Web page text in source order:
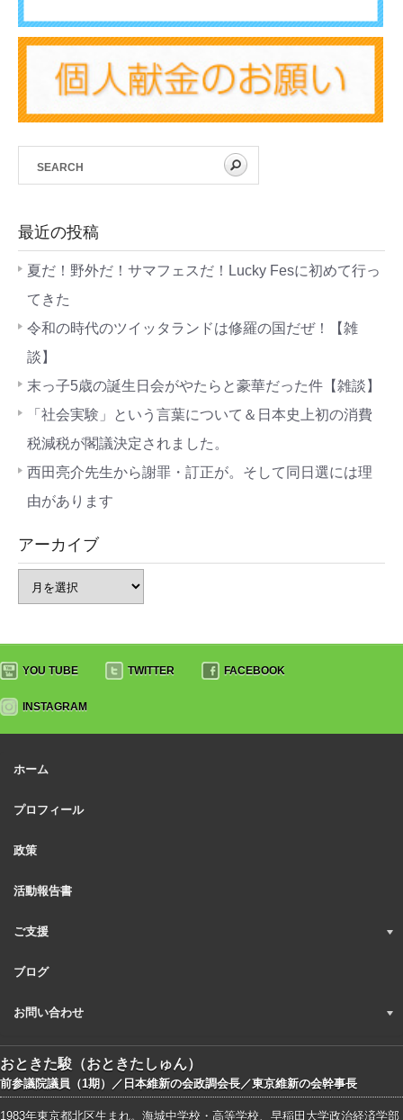
最近の投稿
夏だ！野外だ！サマフェスだ！Lucky Fesに初めて行っ
てきた
令和の時代のツイッタランドは修羅の国だぜ！【雑
談】
末っ子5歳の誕生日会がやたらと豪華だった件【雑談】
「社会実験」という言葉について＆日本史上初の消費
税減税が閣議決定されました。
西田亮介先生から謝罪・訂正が。そして同日選には理
由があります
アーカイブ
YOU TUBE TWITTER FACEBOOK
INSTAGRAM
ホーム
プロフィール
政策
活動報告書
ご支援
ブログ
お問い合わせ
おときた駿（おときたしゅん）
前参議院議員（1期）／日本維新の会政調会長／東京維新の会幹事長
1983年東京都北区生まれ。海城中学校・高等学校、早稲田大学政治経済学部